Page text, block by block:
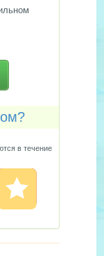
в течение